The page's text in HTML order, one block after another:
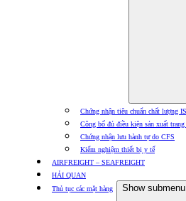
Chứng nhận tiêu chuẩn chất lượng
Công bố đủ điều kiện sản xuất
Chứng nhận lưu hành tự do CFS
Kiểm nghiệm thiết bị y tế
AIRFREIGHT – SEAFREIGHT
HẢI QUAN
Thủ tục các mặt hàng
Show